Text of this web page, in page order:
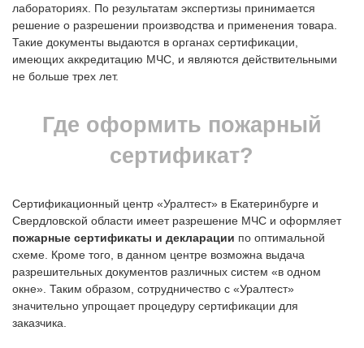
лабораториях. По результатам экспертизы принимается
решение о разрешении производства и применения товара.
Такие документы выдаются в органах сертификации,
имеющих аккредитацию МЧС, и являются действительными
не больше трех лет.
Где оформить пожарный
сертификат?
Сертификационный центр «Уралтест» в Екатеринбурге и
Свердловской области имеет разрешение МЧС и оформляет
пожарные сертификаты и декларации по оптимальной
схеме. Кроме того, в данном центре возможна выдача
разрешительных документов различных систем «в одном
окне». Таким образом, сотрудничество с «Уралтест»
значительно упрощает процедуру сертификации для
заказчика.